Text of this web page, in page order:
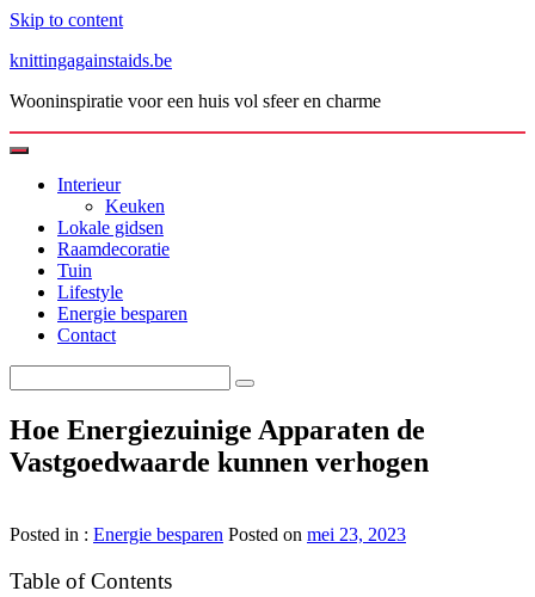
Skip to content
knittingagainstaids.be
Wooninspiratie voor een huis vol sfeer en charme
Interieur
Keuken
Lokale gidsen
Raamdecoratie
Tuin
Lifestyle
Energie besparen
Contact
Hoe Energiezuinige Apparaten de
Vastgoedwaarde kunnen verhogen
Posted in : Energie besparen Posted on mei 23, 2023
Table of Contents